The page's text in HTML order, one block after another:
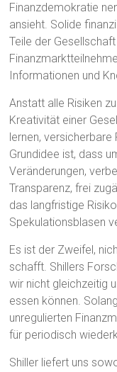
Finanzdemokratie
ansieht. Solide
Teile der
Informationen und
Anstatt alle Risiken
Kreativität einer
lernen,
Grundidee ist, dass
Veränderungen,
Transparenz, frei
das langfristige
Spekulationsblasen
Es ist der Zweifel,
schafft. Shillers
wir nicht gleichzeitig
essen können.
unregulierten
für periodisch
Shiller liefert uns